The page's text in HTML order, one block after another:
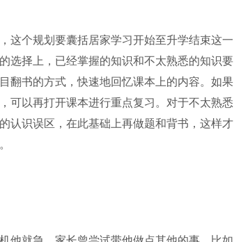
这个规划要囊括居家学习开始至升学结束这一
选择上，已经掌握的知识和不太熟悉的知识要
翻书的方式，快速地回忆课本上的内容。如果
可以再打开课本进行重点复习。对于不太熟悉
认识误区，在此基础上再做题和背书，这样才